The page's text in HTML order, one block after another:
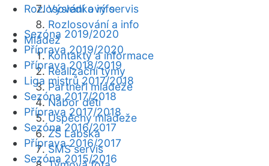
Výsledkový servis
Rozlosování a info
Mládež
Kontakty a informace
Realizační týmy
Partneři mládeže
Nábor dětí
Úspěchy mládeže
ZŠ Labská
SMS servis
Rozlosování a info
Sezóna 2019/2020
Příprava 2019/2020
Příprava 2018/2019
Liga mistrů 2017/2018
Sezóna 2017/2018
Příprava 2017/2018
Sezóna 2016/2017
Příprava 2016/2017
Sezóna 2015/2016